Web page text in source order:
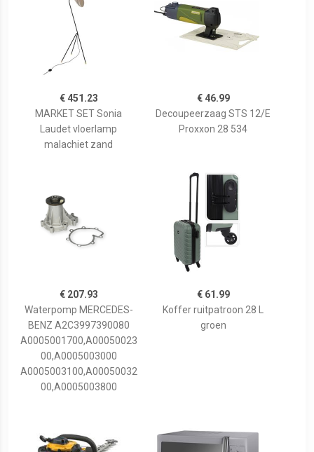
€ 451.23
MARKET SET Sonia
Laudet vloerlamp
malachiet zand
€ 46.99
Decoupeerzaag STS 12/E
Proxxon 28 534
€ 207.93
Waterpomp MERCEDES-
BENZ A2C3997390080
A0005001700,A00050023
00,A0005003000
A0005003100,A00050032
00,A0005003800
€ 61.99
Koffer ruitpatroon 28 L
groen